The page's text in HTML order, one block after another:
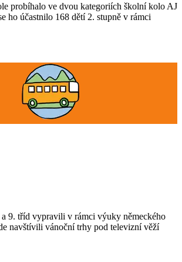
probíhalo ve dvou kategoriích školní kolo AJ
ho účastnilo 168 dětí 2. stupně v rámci
a 9. tříd vypravili v rámci výuky německého
navštívili vánoční trhy pod televizní věží